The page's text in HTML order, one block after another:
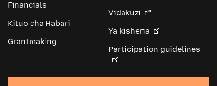
Financials
Kituo cha Habari
Grantmaking
Vidakuzi
Ya kisheria
Participation guidelines